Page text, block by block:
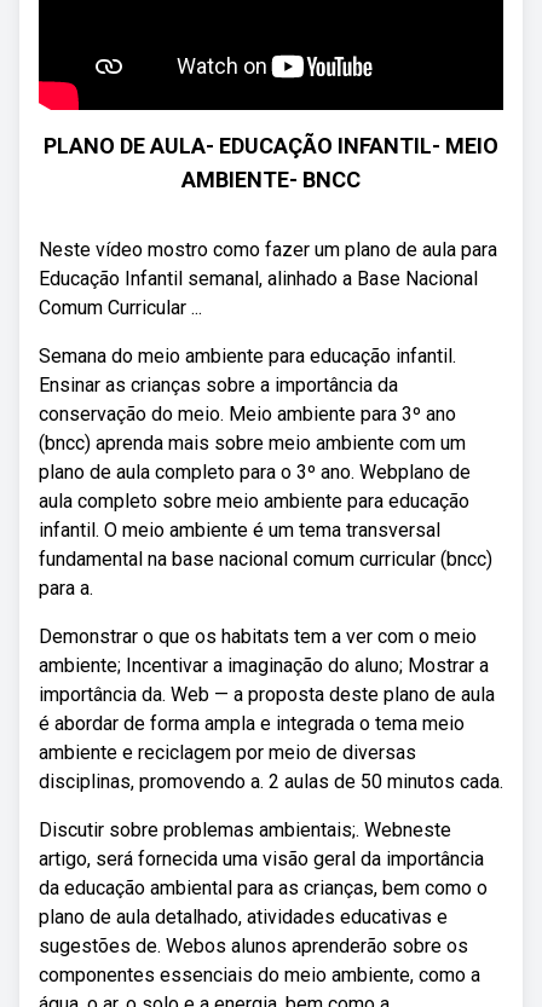
PLANO DE AULA- EDUCAÇÃO INFANTIL- MEIO
AMBIENTE- BNCC
Neste vídeo mostro como fazer um plano de aula para
Educação Infantil semanal, alinhado a Base Nacional
Comum Curricular ...
Semana do meio ambiente para educação infantil.
Ensinar as crianças sobre a importância da
conservação do meio. Meio ambiente para 3º ano
(bncc) aprenda mais sobre meio ambiente com um
plano de aula completo para o 3º ano. Webplano de
aula completo sobre meio ambiente para educação
infantil. O meio ambiente é um tema transversal
fundamental na base nacional comum curricular (bncc)
para a.
Demonstrar o que os habitats tem a ver com o meio
ambiente; Incentivar a imaginação do aluno; Mostrar a
importância da. Web — a proposta deste plano de aula
é abordar de forma ampla e integrada o tema meio
ambiente e reciclagem por meio de diversas
disciplinas, promovendo a. 2 aulas de 50 minutos cada.
Discutir sobre problemas ambientais;. Webneste
artigo, será fornecida uma visão geral da importância
da educação ambiental para as crianças, bem como o
plano de aula detalhado, atividades educativas e
sugestões de. Webos alunos aprenderão sobre os
componentes essenciais do meio ambiente, como a